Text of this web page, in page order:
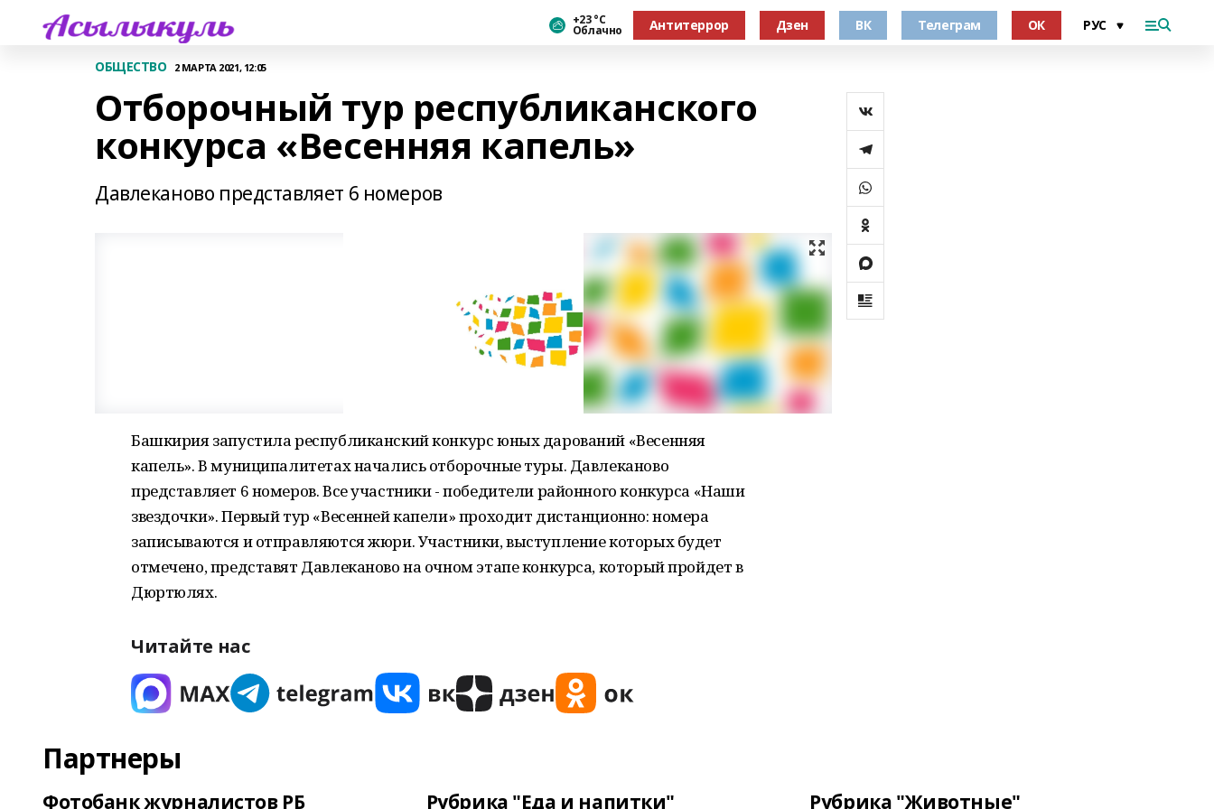
+23 °С
Облачно Антитеррор Дзен ВК Телеграм ОК
ОБЩЕСТВО 2 МАРТА 2021, 12:05
Отборочный тур республиканского
конкурса «Весенняя капель»
Давлеканово представляет 6 номеров
Башкирия запустила республиканский конкурс юных дарований «Весенняя
капель». В муниципалитетах начались отборочные туры. Давлеканово
представляет 6 номеров. Все участники - победители районного конкурса «Наши
звездочки». Первый тур «Весенней капели» проходит дистанционно: номера
записываются и отправляются жюри. Участники, выступление которых будет
отмечено, представят Давлеканово на очном этапе конкурса, который пройдет в
Дюртюлях.
Читайте нас
Партнеры
Фотобанк журналистов РБ Рубрика "Еда и напитки" Рубрика "Животные"